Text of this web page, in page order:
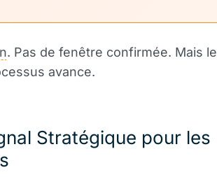
. Pas de fenêtre confirmée. Mais le
avance.
Stratégique pour les